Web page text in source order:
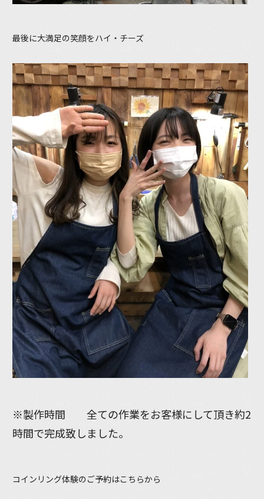
最後に大満足の笑顔をハイ・チーズ
※製作時間 全ての作業をお客様にして頂き約2
時間で完成致しました。
コインリング体験のご予約はこちらから